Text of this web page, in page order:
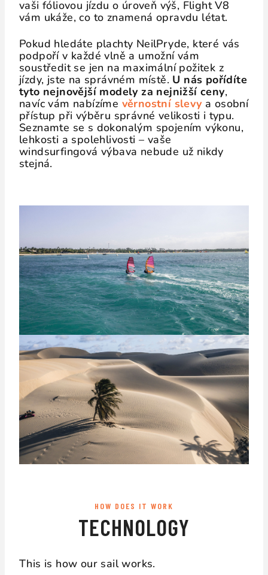
vaši fóliovou jízdu o úroveň výš, Flight V8
vám ukáže, co to znamená opravdu létat.
Pokud hledáte plachty NeilPryde, které vás
podpoří v každé vlně a umožní vám
soustředit se jen na maximální požitek z
jízdy, jste na správném místě. U nás pořídíte
tyto nejnovější modely za nejnižší ceny,
navíc vám nabízíme věrnostní slevy a osobní
přístup při výběru správné velikosti i typu.
Seznamte se s dokonalým spojením výkonu,
lehkosti a spolehlivosti – vaše
windsurfingová výbava nebude už nikdy
stejná.
HOW DOES IT WORK
TECHNOLOGY
This is how our sail works.